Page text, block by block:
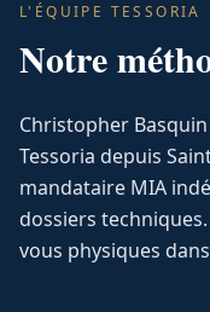
L'ÉQUIPE TESSORIA
Notre
Christopher
Tessoria depuis
mandataire MIA
dossiers
vous physiques